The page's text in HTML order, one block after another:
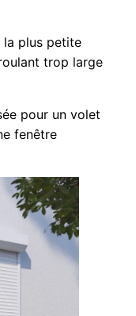
la plus petite
trop large
pour un volet
fenêtre